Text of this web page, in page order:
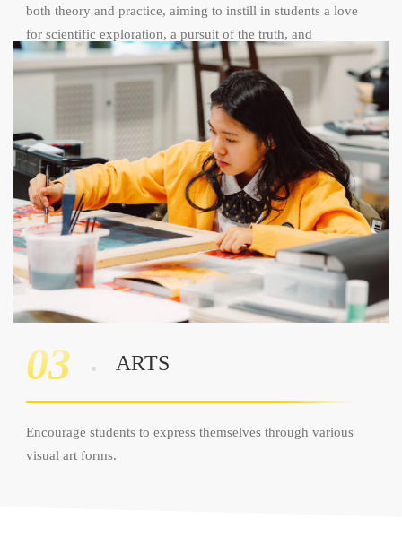
both theory and practice, aiming to instill in students a love
for scientific exploration, a pursuit of the truth, and
independent critical thinking.
03 ARTS
Encourage students to express themselves through various
visual art forms.